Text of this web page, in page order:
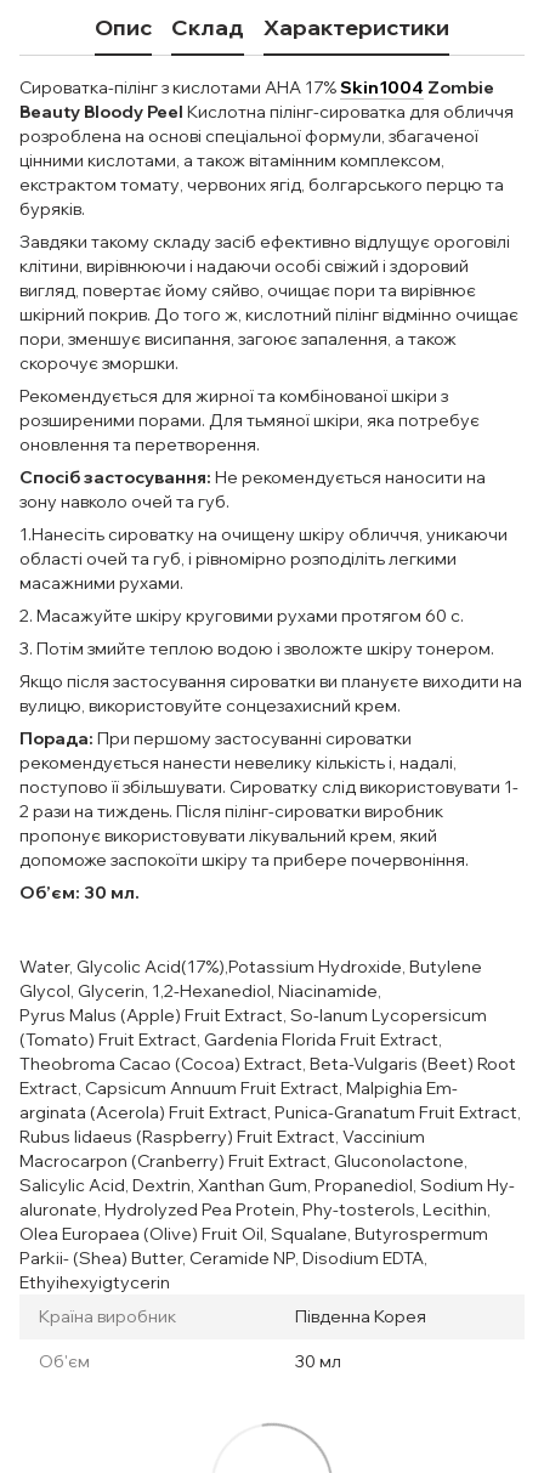
Опис Склад Характеристики
Сироватка-пілінг з кислотами AHA 17%Skin1004 Zombie
Beauty Bloody Peel Кислотна пілінг-сироватка для обличчя
розроблена на основі спеціальної формули, збагаченої
цінними кислотами, а також вітамінним комплексом,
екстрактом томату, червоних ягід, болгарського перцю та
буряків.
Завдяки такому складу засіб ефективно відлущує ороговілі
клітини, вирівнюючи і надаючи особі свіжий і здоровий
вигляд, повертає йому сяйво, очищає пори та вирівнює
шкірний покрив. До того ж, кислотний пілінг відмінно очищає
пори, зменшує висипання, загоює запалення, а також
скорочує зморшки.
Рекомендується для жирної та комбінованої шкіри з
розширеними порами. Для тьмяної шкіри, яка потребує
оновлення та перетворення.
Спосіб застосування: Не рекомендується наносити на
зону навколо очей та губ.
1.Нанесіть сироватку на очищену шкіру обличчя, уникаючи
області очей та губ, і рівномірно розподіліть легкими
масажними рухами.
2. Масажуйте шкіру круговими рухами протягом 60 с.
3. Потім змийте теплою водою і зволожте шкіру тонером.
Якщо після застосування сироватки ви плануєте виходити на
вулицю, використовуйте сонцезахисний крем.
Порада: При першому застосуванні сироватки
рекомендується нанести невелику кількість і, надалі,
поступово її збільшувати. Сироватку слід використовувати 1-
2 рази на тиждень. Після пілінг-сироватки виробник
пропонує використовувати лікувальний крем, який
допоможе заспокоїти шкіру та прибере почервоніння.
Об’єм: 30 мл.
Water, Glycolic Acid(17%),Potassium Hydroxide, Butylene
Glycol, Glycerin, 1,2-Hexanediol, Niacinamide,
Pyrus Malus (Apple) Fruit Extract, So-lanum Lycopersicum
(Tomato) Fruit Extract, Gardenia Florida Fruit Extract,
Theobroma Cacao (Cocoa) Extract, Beta-Vulgaris (Beet) Root
Extract, Capsicum Annuum Fruit Extract, Malpighia Em-
arginata (Acerola) Fruit Extract, Punica-Granatum Fruit Extract,
Rubus Iidaeus (Raspberry) Fruit Extract, Vaccinium
Macrocarpon (Cranberry) Fruit Extract, Gluconolactone,
Salicylic Acid, Dextrin, Xanthan Gum, Propanediol, Sodium Hy-
aluronate, Hydrolyzed Pea Protein, Phy-tosterols, Lecithin,
Olea Europaea (Olive) Fruit Oil, Squalane, Butyrospermum
Parkii- (Shea) Butter, Ceramide NP, Disodium EDTA,
Ethyihexyigtycerin
Країна виробник
Південна Корея
Об'єм 30 мл